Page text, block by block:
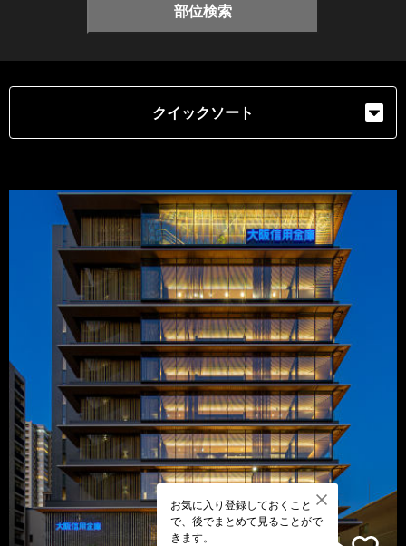
部位検索
クイックソート
お気に入り登録しておくこと
で、後でまとめて見ることがで
きます。